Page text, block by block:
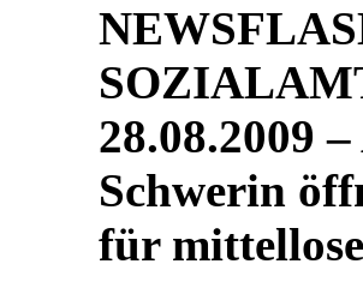
28.08.2009
Schwerin
für